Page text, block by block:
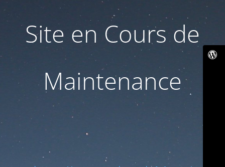
Site en Cours de
Maintenance